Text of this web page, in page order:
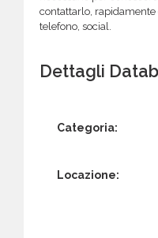
contattarlo, rapidamente
telefono, social.
Dettagli
Categoria:
Locazione: